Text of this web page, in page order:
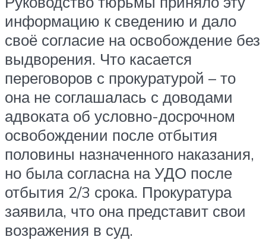
информацию к сведению и дало
своё согласие на освобождение без
выдворения. Что касается
переговоров с прокуратурой – то
она не соглашалась с доводами
адвоката об условно-досрочном
освобождении после отбытия
половины назначенного наказания,
но была согласна на УДО после
отбытия 2/3 срока. Прокуратура
заявила, что она представит свои
возражения в суд.